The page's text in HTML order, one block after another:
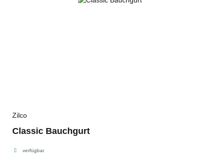
Zilco
Classic Bauchgurt
verfügbar